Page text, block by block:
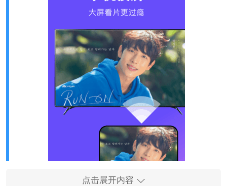
点击展开内容